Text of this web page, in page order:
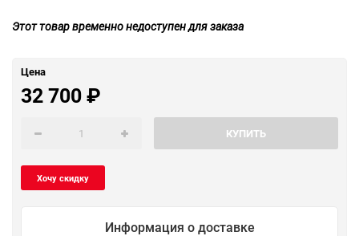
Этот товар временно недоступен для заказа
Цена
32 700₽
КУПИТЬ
Информация о доставке